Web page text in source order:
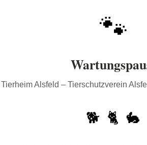
🐾
Tierheim Alsfeld – Tierschutzverein
🐕 🐈 🐇